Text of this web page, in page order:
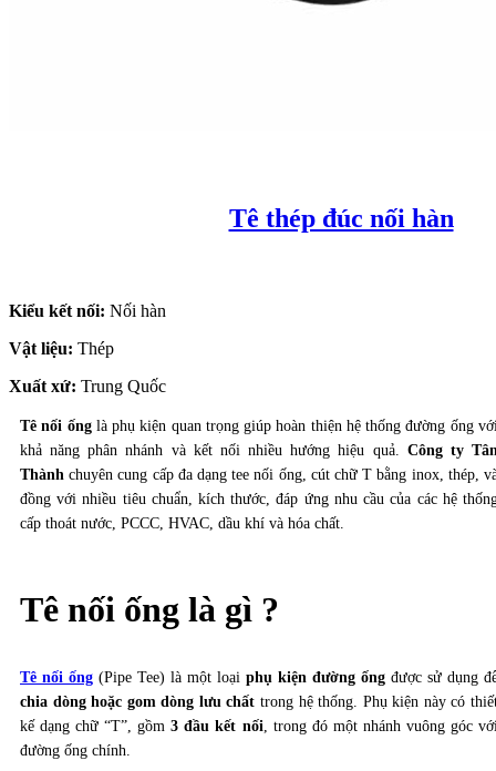
Tê thép đúc nối hàn
Kiểu kết nối: Nối hàn
Vật liệu: Thép
Xuất xứ: Trung Quốc
Tê nối ốnglà phụ kiện quan trọng giúp hoàn thiện hệ thống đường ống
khả năng phân nhánh và kết nối nhiều hướng hiệu quả. Công ty
Thành chuyên cung cấp đa dạng tee nối ống, cút chữ T bằng inox, thép,
đồng với nhiều tiêu chuẩn, kích thước, đáp ứng nhu cầu của các hệ
cấp thoát nước, PCCC, HVAC, dầu khí và hóa chất.
Tê nối ống là gì ?
Tê nối ống (Pipe Tee) là một loại phụ kiện đường ống được sử dụng
chia dòng hoặc gom dòng lưu chất trong hệ thống. Phụ kiện này có
kế dạng chữ “T”, gồm3 đầu kết nối, trong đó một nhánh vuông góc
đường ống chính.